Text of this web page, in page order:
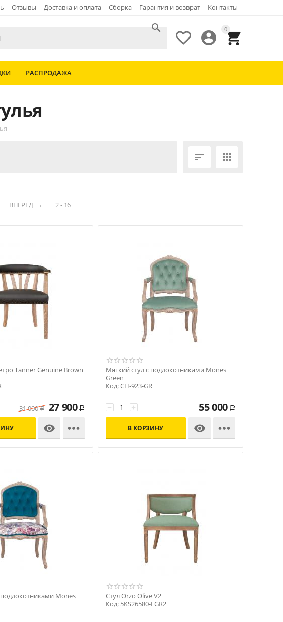
Отзывы Доставка и оплата Сборка Гарантия и возврат Контакты
0



РАСПРОДАЖА
ВПЕРЕД 2 - 16
 
Tanner Genuine Brown
31 000 Р 27 900 Р


Мягкий стул с подлокотниками Mones
Green
Код: CH-923-GR
+
− 55 000 Р
В КОРЗИНУ 

Mones
Стул Orzo Olive V2
Код: 5KS26580-FGR2